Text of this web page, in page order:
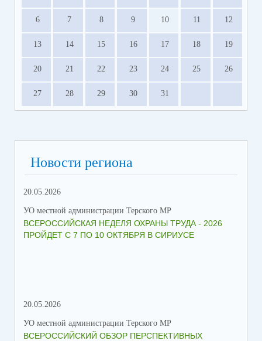
6 7 8 9 10 11 12
13 14 15 16 17 18 19
20 21 22 23 24 25 26
27 28 29 30 31
Новости региона
20.05.2026
УО местной администрации Терского МР
ВСЕРОССИЙСКАЯ НЕДЕЛЯ ОХРАНЫ ТРУДА - 2026
ПРОЙДЕТ С 7 ПО 10 ОКТЯБРЯ В СИРИУСЕ
20.05.2026
УО местной администрации Терского МР
ВСЕРОССИЙСКИЙ ОБЗОР ПЕРСПЕКТИВНЫХ